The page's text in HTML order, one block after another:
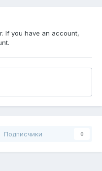
If you have an account,
Подписчики 0